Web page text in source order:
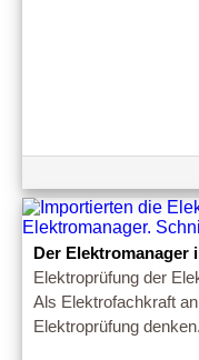
Der
Elektroprüfung der
Als Elektrofachkraft
Elektroprüfung